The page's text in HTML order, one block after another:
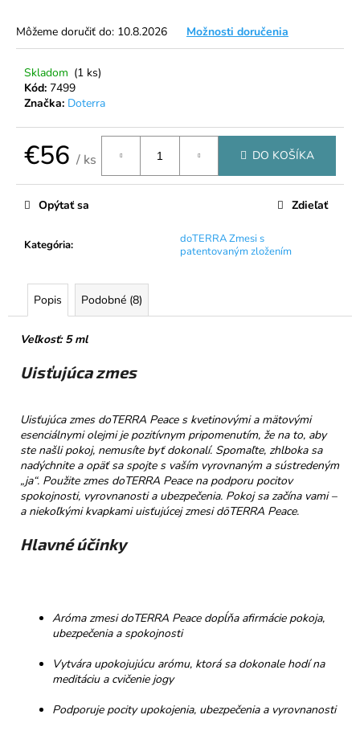
Môžeme doručiť do: 10.8.2026 Možnosti doručenia
Skladom (1 ks)
Kód: 7499
Značka: Doterra
€56 / ks DO KOŠÍKA
Kategória:
doTERRA Zmesi s
patentovaným zložením
Opýtať sa Zdieľať
Popis Podobné (8)
Veľkosť: 5 ml
Uisťujúca zmes
Uisťujúca zmes doTERRA Peace s kvetinovými a mätovými
esenciálnymi olejmi je pozitívnym pripomenutím, že na to, aby
ste našli pokoj, nemusíte byť dokonalí. Spomaľte, zhlboka sa
nadýchnite a opäť sa spojte s vaším vyrovnaným a sústredeným
„ja“. Použite zmes doTERRA Peace na podporu pocitov
spokojnosti, vyrovnanosti a ubezpečenia. Pokoj sa začína vami –
a niekoľkými kvapkami uisťujúcej zmesi dōTERRA Peace.
Hlavné účinky
Aróma zmesi doTERRA Peace dopĺňa afirmácie pokoja,
ubezpečenia a spokojnosti
Vytvára upokojujúcu arómu, ktorá sa dokonale hodí na
meditáciu a cvičenie jogy
Podporuje pocity upokojenia, ubezpečenia a vyrovnanosti
j
s
?
HĽADAŤ
ú
č
a
e
NELLI
PRAVÁ
ČOKOLÁDA
54%
VIŠNE
RÍBEZLE